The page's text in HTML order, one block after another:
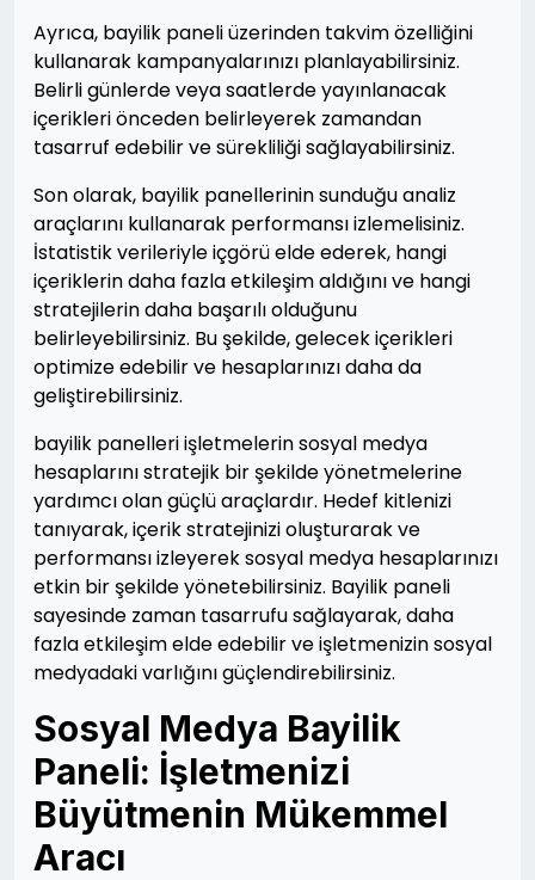
Ayrıca, bayilik paneli üzerinden takvim özelliğini
kullanarak kampanyalarınızı planlayabilirsiniz.
Belirli günlerde veya saatlerde yayınlanacak
içerikleri önceden belirleyerek zamandan
tasarruf edebilir ve sürekliliği sağlayabilirsiniz.
Son olarak, bayilik panellerinin sunduğu analiz
araçlarını kullanarak performansı izlemelisiniz.
İstatistik verileriyle içgörü elde ederek, hangi
içeriklerin daha fazla etkileşim aldığını ve hangi
stratejilerin daha başarılı olduğunu
belirleyebilirsiniz. Bu şekilde, gelecek içerikleri
optimize edebilir ve hesaplarınızı daha da
geliştirebilirsiniz.
bayilik panelleri işletmelerin sosyal medya
hesaplarını stratejik bir şekilde yönetmelerine
yardımcı olan güçlü araçlardır. Hedef kitlenizi
tanıyarak, içerik stratejinizi oluşturarak ve
performansı izleyerek sosyal medya hesaplarınızı
etkin bir şekilde yönetebilirsiniz. Bayilik paneli
sayesinde zaman tasarrufu sağlayarak, daha
fazla etkileşim elde edebilir ve işletmenizin sosyal
medyadaki varlığını güçlendirebilirsiniz.
Sosyal Medya Bayilik
Paneli: İşletmenizi
Büyütmenin Mükemmel
Aracı